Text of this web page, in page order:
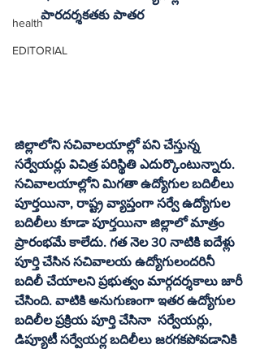
health
EDITORIAL
పారదర్శకతకు పాతర
జిల్లాలోని సచివాలయాల్లో పని చేస్తున్న
సర్వేయర్లు విచిత్ర పరిస్థితి ఎదుర్కొంటున్నారు.
సచివాలయాల్లోని మిగతా ఉద్యోగుల బదిలీలు
పూర్తయినా, రాష్ట్ర వ్యాప్తంగా సర్వే ఉద్యోగుల
బదిలీలు కూడా పూర్తయినా జిల్లాలో మాత్రం
ప్రారంభమే కాలేదు. గత నెల 30 నాటికి ఐదేళ్లు
పూర్తి చేసిన సచివాలయ ఉద్యోగులందరినీ
బదిలీ చేయాలని ప్రభుత్వం మార్గదర్శకాలు జారీ
చేసింది. వాటికి అనుగుణంగా ఇతర ఉద్యోగుల
బదిలీల ప్రక్రియ పూర్తి చేసినా  సర్వేయర్లు,
డిప్యూటీ సర్వేయర్ల బదిలీలు జరగకపోవడానికి